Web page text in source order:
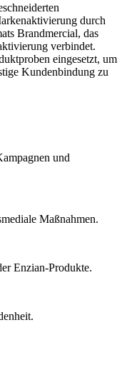
durch
Brandmercial, das
verbindet.
eingesetzt, um
Kundenbindung zu
und
Maßnahmen.
Enzian-Produkte.